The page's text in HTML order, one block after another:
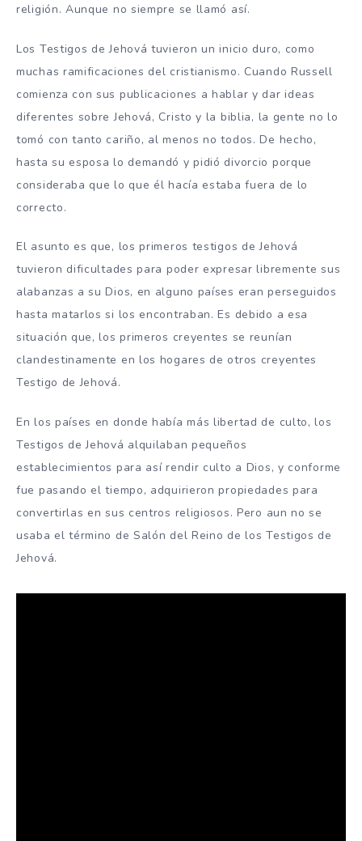
religión. Aunque no siempre se llamó así.
Los Testigos de Jehová tuvieron un inicio duro, como
muchas ramificaciones del cristianismo. Cuando Russell
comienza con sus publicaciones a hablar y dar ideas
diferentes sobre Jehová, Cristo y la biblia, la gente no lo
tomó con tanto cariño, al menos no todos. De hecho,
hasta su esposa lo demandó y pidió divorcio porque
consideraba que lo que él hacía estaba fuera de lo
correcto.
El asunto es que, los primeros testigos de Jehová
tuvieron dificultades para poder expresar libremente sus
alabanzas a su Dios, en alguno países eran perseguidos
hasta matarlos si los encontraban. Es debido a esa
situación que, los primeros creyentes se reunían
clandestinamente en los hogares de otros creyentes
Testigo de Jehová.
En los países en donde había más libertad de culto, los
Testigos de Jehová alquilaban pequeños
establecimientos para así rendir culto a Dios, y conforme
fue pasando el tiempo, adquirieron propiedades para
convertirlas en sus centros religiosos. Pero aun no se
usaba el término de Salón del Reino de los Testigos de
Jehová.